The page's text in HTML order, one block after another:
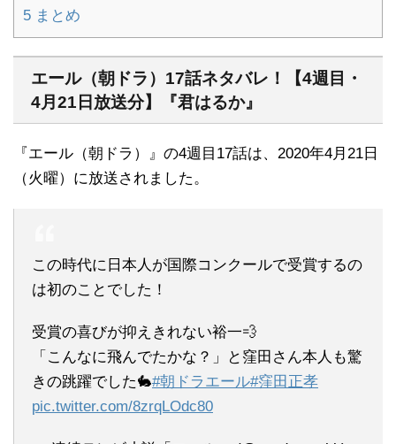
5 まとめ
エール（朝ドラ）17話ネタバレ！【4週目・
4月21日放送分】『君はるか』
『エール（朝ドラ）』の4週目17話は、2020年4月21日
（火曜）に放送されました。
この時代に日本人が国際コンクールで受賞するの
は初のことでした！
受賞の喜びが抑えきれない裕一💨
「こんなに飛んでたかな？」と窪田さん本人も驚
きの跳躍でした🐇#朝ドラエール#窪田正孝
pic.twitter.com/8zrqLOdc80